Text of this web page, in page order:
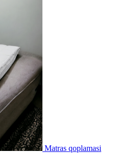
Matras qoplamasi